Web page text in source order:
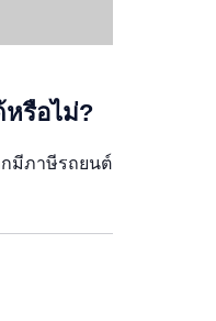
รือไม่?
กมีภาษีรถยนต์